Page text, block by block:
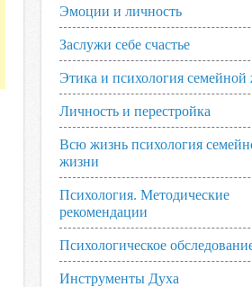
Эмоции и личность
Заслужи себе счастье
Этика и психология семейной
Личность и перестройка
Всю жизнь психология
жизни
Психология. Методические
рекомендации
Психологическое
Инструменты Духа